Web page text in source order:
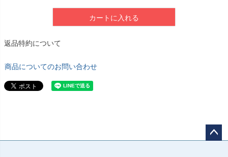
カートに入れる
返品特約について
商品についてのお問い合わせ